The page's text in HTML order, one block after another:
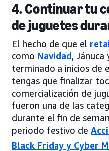
4. Continuar tu
de juguetes
El hecho de que el
como Navidad, Jánuca
terminado a inicios de
tengas que finalizar
comercialización de
fueron una de las
durante el fin de
periodo festivo de
Black Friday y Cyber